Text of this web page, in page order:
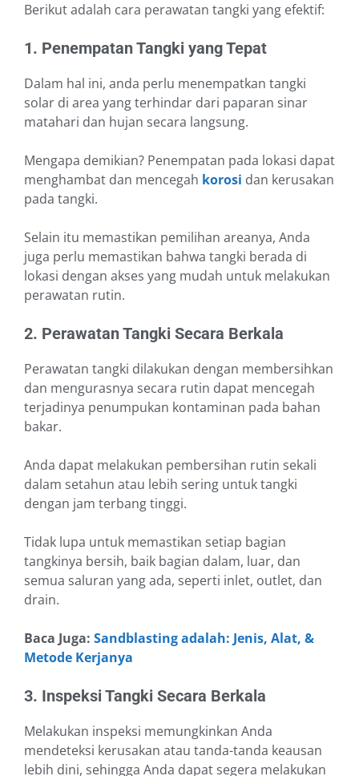
Berikut adalah cara perawatan tangki yang efektif:
1. Penempatan Tangki yang Tepat
Dalam hal ini, anda perlu menempatkan tangki
solar di area yang terhindar dari paparan sinar
matahari dan hujan secara langsung.
Mengapa demikian? Penempatan pada lokasi dapat
menghambat dan mencegah korosi dan kerusakan
pada tangki.
Selain itu memastikan pemilihan areanya, Anda
juga perlu memastikan bahwa tangki berada di
lokasi dengan akses yang mudah untuk melakukan
perawatan rutin.
2. Perawatan Tangki Secara Berkala
Perawatan tangki dilakukan dengan membersihkan
dan mengurasnya secara rutin dapat mencegah
terjadinya penumpukan kontaminan pada bahan
bakar.
Anda dapat melakukan pembersihan rutin sekali
dalam setahun atau lebih sering untuk tangki
dengan jam terbang tinggi.
Tidak lupa untuk memastikan setiap bagian
tangkinya bersih, baik bagian dalam, luar, dan
semua saluran yang ada, seperti inlet, outlet, dan
drain.
Baca Juga: Sandblasting adalah: Jenis, Alat, &
Metode Kerjanya
3. Inspeksi Tangki Secara Berkala
Melakukan inspeksi memungkinkan Anda
mendeteksi kerusakan atau tanda-tanda keausan
lebih dini, sehingga Anda dapat segera melakukan